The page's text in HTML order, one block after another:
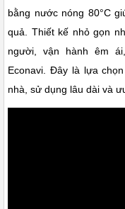
bằng nước nóng 80°C
quả. Thiết kế nhỏ gọn
người, vận hành êm
Econavi. Đây là lựa
nhà, sử dụng lâu dài và